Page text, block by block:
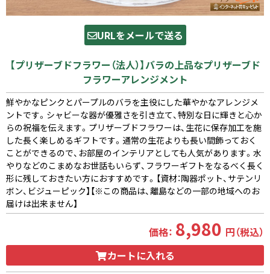
URLをメールで送る
【プリザーブドフラワー（法人）】バラの上品なプリザーブド
フラワーアレンジメント
鮮やかなピンクとパープルのバラを主役にした華やかなアレンジメ
ントです。シャビーな器が優雅さを引き立て、特別な日に輝きと心か
らの祝福を伝えます。プリザーブドフラワーは、生花に保存加工を施
した長く楽しめるギフトです。通常の生花よりも長い間飾っておく
ことができるので、お部屋のインテリアとしても人気があります。水
やりなどのこまめなお世話もいらず、フラワーギフトをなるべく長く
形に残しておきたい方におすすめです。【資材：陶器ポット、サテンリ
ボン、ビジューピック】【※この商品は、離島などの一部の地域へのお
届けは出来ません】
価格： 8,980 円（税込）
カートに入れる